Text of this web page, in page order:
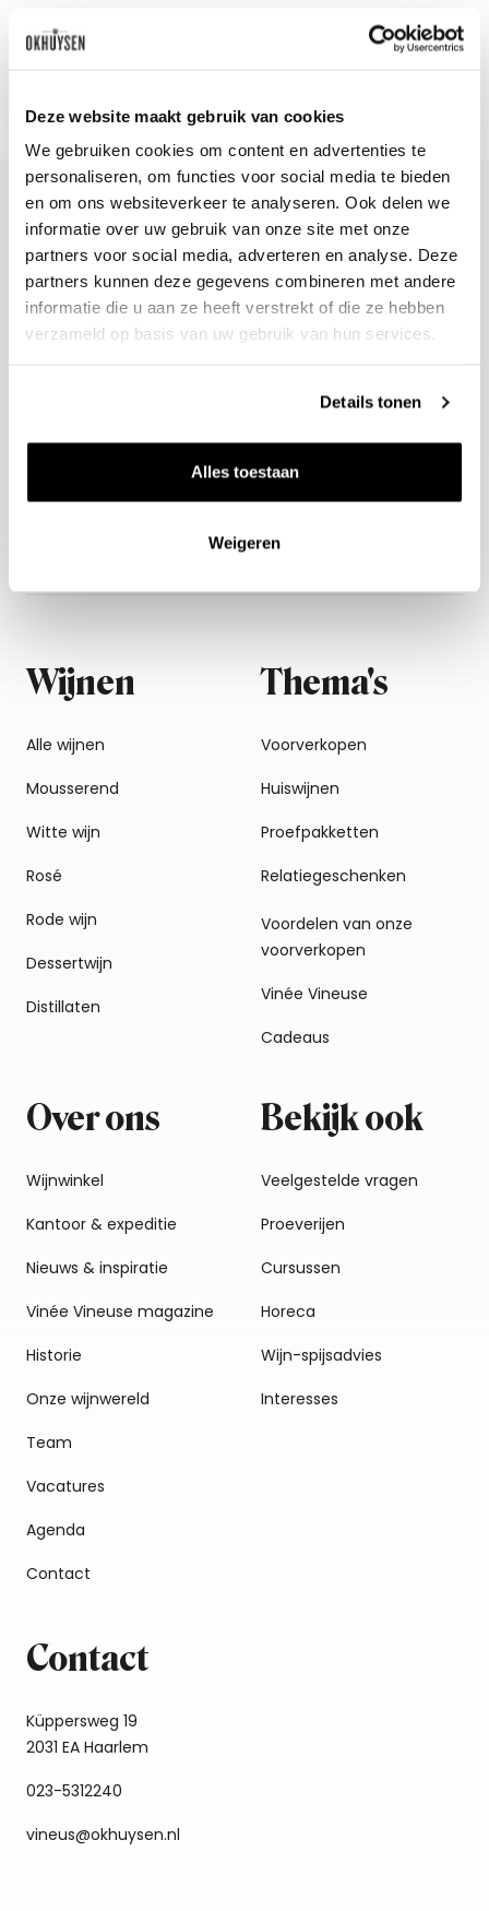
Deze website maakt gebruik van cookies
We gebruiken cookies om content en advertenties te
personaliseren, om functies voor social media te bieden
en om ons websiteverkeer te analyseren. Ook delen we
informatie over uw gebruik van onze site met onze
partners voor social media, adverteren en analyse. Deze
partners kunnen deze gegevens combineren met andere
informatie die u aan ze heeft verstrekt of die ze hebben
verzameld op basis van uw gebruik van hun services.
Details tonen
Alles toestaan
Weigeren
Blijf op de hoogte
Ontvang het laatste wijnnieuws, proeverijen en
evenementen
Aanmelden
Wijnen
Alle wijnen
Mousserend
Witte wijn
Rosé
Rode wijn
Dessertwijn
Distillaten
Thema's
Voorverkopen
Huiswijnen
Proefpakketten
Relatiegeschenken
Voordelen van onze
voorverkopen
Vinée Vineuse
Cadeaus
Over ons
Wijnwinkel
Kantoor & expeditie
Nieuws & inspiratie
Vinée Vineuse magazine
Historie
Onze wijnwereld
Team
Vacatures
Agenda
Contact
Bekijk ook
Veelgestelde vragen
Proeverijen
Cursussen
Horeca
Wijn-spijsadvies
Interesses
Contact
Küppersweg 19
2031 EA Haarlem
023-5312240
vineus@okhuysen.nl